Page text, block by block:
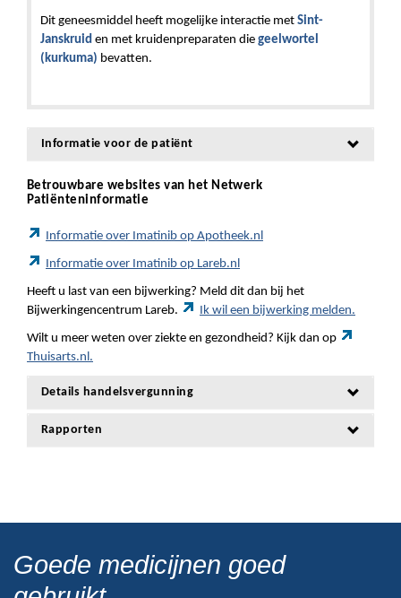
Dit geneesmiddel heeft mogelijke interactie met Sint-
Janskruid en met kruidenpreparaten die geelwortel
(kurkuma) bevatten.
Informatie voor de patiënt
Betrouwbare websites van het Netwerk
Patiënteninformatie
Informatie over Imatinib op Apotheek.nl
Informatie over Imatinib op Lareb.nl
Heeft u last van een bijwerking? Meld dit dan bij het
Bijwerkingencentrum Lareb.
Ik wil een bijwerking melden.
Wilt u meer weten over ziekte en gezondheid? Kijk dan op
Thuisarts.nl.
Details handelsvergunning
Rapporten
Goede medicijnen goed